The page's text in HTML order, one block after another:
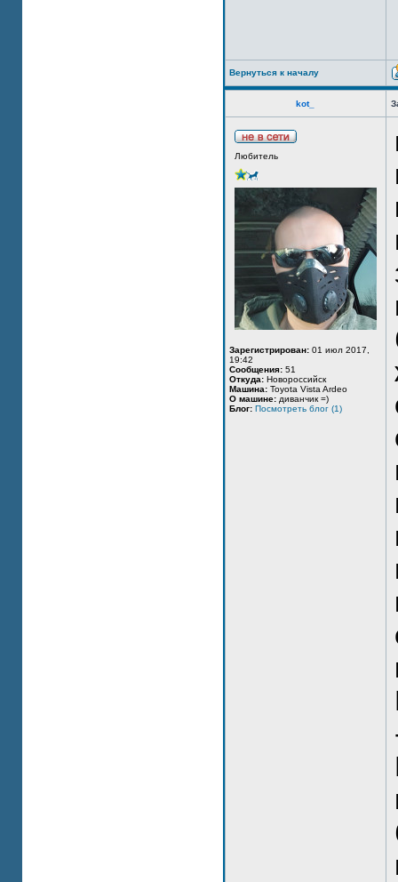
Вернуться к началу
kot_
Любитель
Зарегистрирован: 01 июл 2017,
19:42
Сообщения: 51
Откуда: Новороссийск
Машина: Toyota Vista Ardeo
О машине: диванчик =)
Блог: Посмотреть блог (1)